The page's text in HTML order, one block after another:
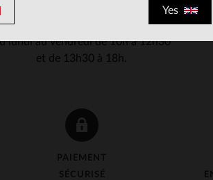
PAIEMENT
SÉCURISÉ
59 08 80 80
contact@cuir-
lundi au vendredi de 10h à 12h30
et de 13h30 à 18h.
Yes